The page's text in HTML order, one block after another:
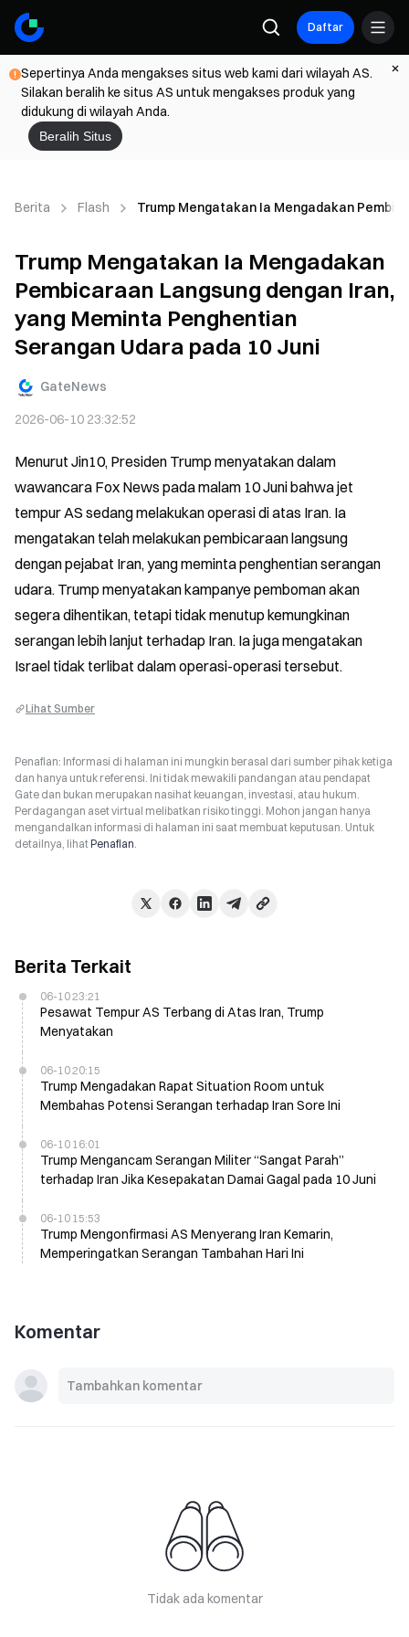
Daftar
Sepertinya Anda mengakses situs web kami dari wilayah AS.
Silakan beralih ke situs AS untuk mengakses produk yang
didukung di wilayah Anda.
Beralih Situs
Berita Flash Trump Mengatakan Ia Mengadakan
Trump Mengatakan Ia Mengadakan
Pembicaraan Langsung dengan Iran,
yang Meminta Penghentian
Serangan Udara pada 10 Juni
GateNews
2026-06-10 23:32:52
Menurut Jin10, Presiden Trump menyatakan dalam
wawancara Fox News pada malam 10 Juni bahwa jet
tempur AS sedang melakukan operasi di atas Iran. Ia
mengatakan telah melakukan pembicaraan langsung
dengan pejabat Iran, yang meminta penghentian serangan
udara. Trump menyatakan kampanye pemboman akan
segera dihentikan, tetapi tidak menutup kemungkinan
serangan lebih lanjut terhadap Iran. Ia juga mengatakan
Israel tidak terlibat dalam operasi-operasi tersebut.
Lihat Sumber
Penafian: Informasi di halaman ini mungkin berasal dari sumber pihak ketiga
dan hanya untuk referensi. Ini tidak mewakili pandangan atau pendapat
Gate dan bukan merupakan nasihat keuangan, investasi, atau hukum.
Perdagangan aset virtual melibatkan risiko tinggi. Mohon jangan hanya
mengandalkan informasi di halaman ini saat membuat keputusan. Untuk
detailnya, lihatPenafian.
Berita Terkait
06-10 23:21
Pesawat Tempur AS Terbang di Atas Iran, Trump
Menyatakan
06-10 20:15
Trump Mengadakan Rapat Situation Room untuk
Membahas Potensi Serangan terhadap Iran Sore Ini
06-10 16:01
Trump Mengancam Serangan Militer “Sangat Parah”
terhadap Iran Jika Kesepakatan Damai Gagal pada 10 Juni
06-10 15:53
Trump Mengonfirmasi AS Menyerang Iran Kemarin,
Memperingatkan Serangan Tambahan Hari Ini
Komentar
Tidak ada komentar